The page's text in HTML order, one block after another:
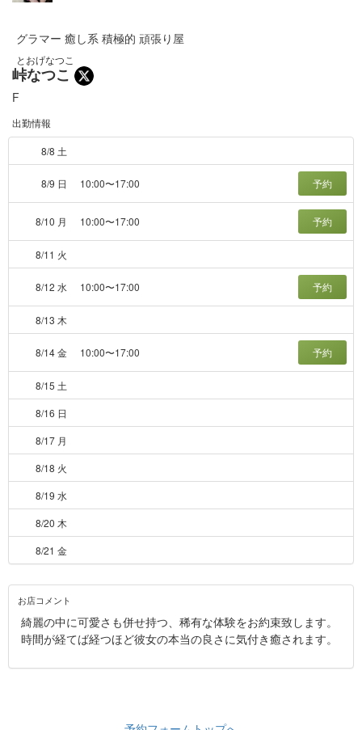
グラマー 癒し系 積極的 頑張り屋
とおげなつこ
峠なつこ
F
出勤情報
8/8 土
8/9 日 10:00〜17:00 予約
8/10 月 10:00〜17:00 予約
8/11 火
8/12 水 10:00〜17:00 予約
8/13 木
8/14 金 10:00〜17:00 予約
8/15 土
8/16 日
8/17 月
8/18 火
8/19 水
8/20 木
8/21 金
お店コメント
綺麗の中に可愛さも併せ持つ、稀有な体験をお約束致します。
時間が経てば経つほど彼女の本当の良さに気付き癒されます。